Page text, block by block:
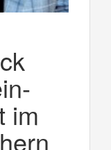
im